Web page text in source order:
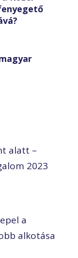
alatt –
2023
a
alkotása